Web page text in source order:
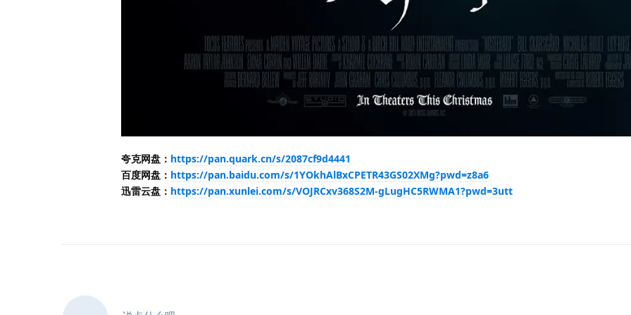
夸克网盘： https://pan.quark.cn/s/2087cf9d4441
百度网盘： https://pan.baidu.com/s/1YOkhAlBxCPETR43GS02XMg?pwd=z8a6
迅雷云盘： https://pan.xunlei.com/s/VOJRCxv368S2M-gLugHC5RWMA1?pwd=3utt